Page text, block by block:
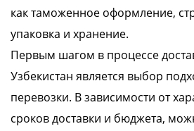
как таможенное оформление,
упаковка и хранение.
Первым шагом в процессе
Узбекистан является выбор
перевозки. В зависимости от
сроков доставки и бюджета,